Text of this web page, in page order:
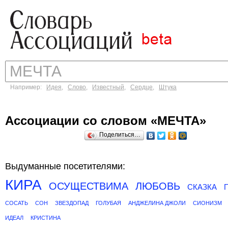
Например: Идея, Слово, Известный, Сердце, Штука
Ассоциации со словом «МЕЧТА»
Поделиться…
Выдуманные посетителями:
КИРА ОСУЩЕСТВИМА ЛЮБОВЬ СКАЗКА
СОСАТЬ СОН ЗВЕЗДОПАД ГОЛУБАЯ АНДЖЕЛИНА ДЖОЛИ СИОНИЗМ
ИДЕАЛ КРИСТИНА